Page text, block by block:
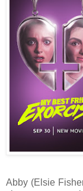
Abby (Elsie